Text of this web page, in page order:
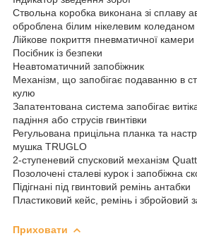
Ствольна коробка виконана зі сплаву
оброблена білим нікелевим коледаном
Лійкове покриття пневматичної камери
Посібник із безпеки
Неавтоматичний запобіжник
Механізм, що запобігає подаванню в
кулю
Запатентована система запобігає
падіння або струсів гвинтівки
Регульована прицільна планка та
мушка TRUGLO
2-ступеневий спусковий механізм
Позолочені сталеві курок і запобіжна
Підігнані під гвинтовий ремінь антабки
Пластиковий кейс, ремінь і збройовий
Приховати